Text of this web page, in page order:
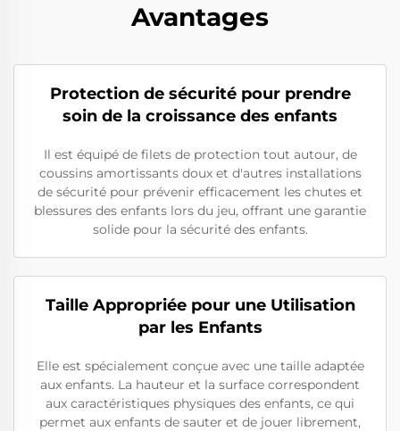
Avantages
Protection de sécurité pour prendre
soin de la croissance des enfants
Il est équipé de filets de protection tout autour, de
coussins amortissants doux et d'autres installations
de sécurité pour prévenir efficacement les chutes et
blessures des enfants lors du jeu, offrant une garantie
solide pour la sécurité des enfants.
Taille Appropriée pour une Utilisation
par les Enfants
Elle est spécialement conçue avec une taille adaptée
aux enfants. La hauteur et la surface correspondent
aux caractéristiques physiques des enfants, ce qui
permet aux enfants de sauter et de jouer librement,